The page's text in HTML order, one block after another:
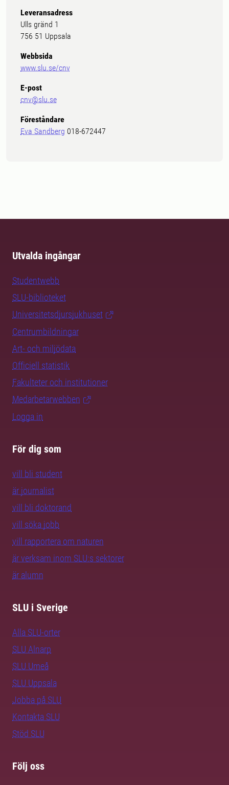
Leveransadress
Ulls gränd 1
756 51 Uppsala
Webbsida
www.slu.se/cnv
E-post
cnv@slu.se
Föreståndare
Eva Sandberg 018-672447
Utvalda ingångar
Studentwebb
SLU-biblioteket
Universitetsdjursjukhuset
Centrumbildningar
Art- och miljödata
Officiell statistik
Fakulteter och institutioner
Medarbetarwebben
Logga in
För dig som
vill bli student
är journalist
vill bli doktorand
vill söka jobb
vill rapportera om naturen
är verksam inom SLU:s sektorer
är alumn
SLU i Sverige
Alla SLU-orter
SLU Alnarp
SLU Umeå
SLU Uppsala
Jobba på SLU
Kontakta SLU
Stöd SLU
Följ oss